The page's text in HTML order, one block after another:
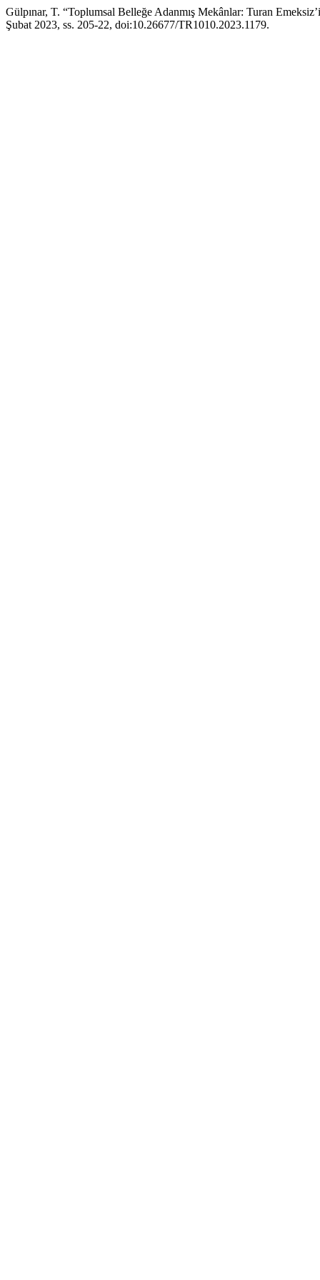
Gülpınar, T. “Toplumsal Belleğe Adanmış Mekânlar: Turan
Şubat 2023, ss. 205-22, doi:10.26677/TR1010.2023.1179.